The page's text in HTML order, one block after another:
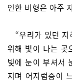
인한 비형은 아주
“우리가 있던
위해 빛이 나는 곳
빛에 눈이 부셔서
지며 어지럼증이